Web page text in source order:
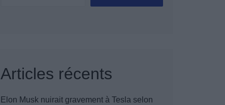
Articles récents
Elon Musk nuirait gravement à Tesla selon